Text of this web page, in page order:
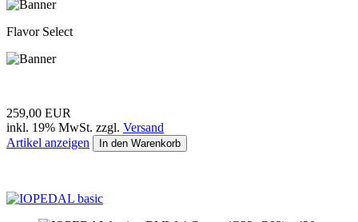
Flavor Select
259,00 EUR
inkl. 19% MwSt. zzgl. Versand
Artikel anzeigen
In den Warenkorb